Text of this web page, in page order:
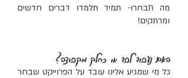
מה תבחרו- תמיד תלמדו דברים חדשים
ומרתקים!
האם נעבוד לבד או כחלק מקבוצה?
כל מי שמגיע אלינו עובד על הפרוייקט שבחר